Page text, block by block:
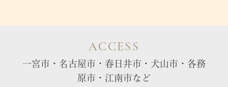
ACCESS
一宮市・名古屋市・春日井市・犬山市・各務
原市・江南市など